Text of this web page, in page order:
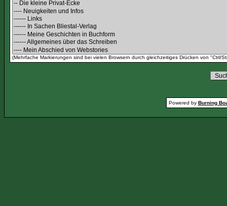
(Mehrfache Markierungen sind bei vielen Browsern durch gleichzeitiges Drücken von "Ctrl/
Powered by Burning